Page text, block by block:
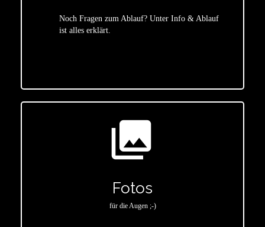
Noch Fragen zum Ablauf? Unter Info & Ablauf
ist alles erklärt.
photo_library
Fotos
für die Augen ;-)